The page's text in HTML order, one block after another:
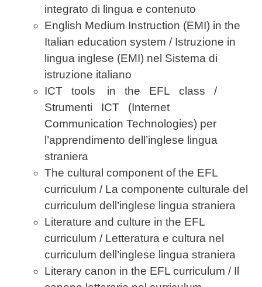
integrato di lingua e contenuto
English Medium Instruction (EMI) in the
Italian education system / Istruzione in
lingua inglese (EMI) nel Sistema di
istruzione italiano
ICT tools in the EFL class /
Strumenti ICT (Internet
Communication Technologies) per
l’apprendimento dell’inglese lingua
straniera
The cultural component of the EFL
curriculum / La componente culturale del
curriculum dell’inglese lingua straniera
Literature and culture in the EFL
curriculum / Letteratura e cultura nel
curriculum dell’inglese lingua straniera
Literary canon in the EFL curriculum / Il